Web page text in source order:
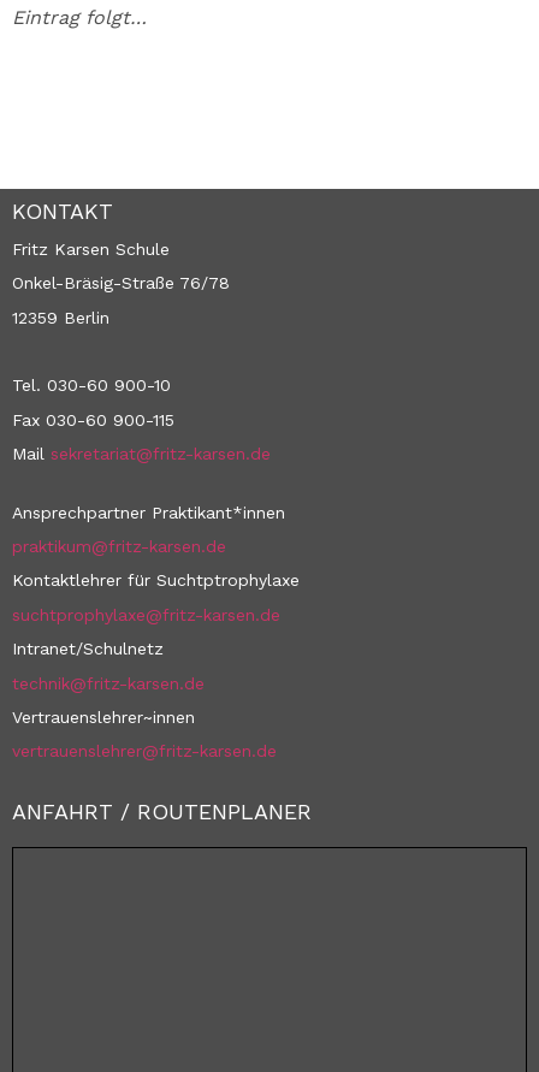
Eintrag folgt…
KONTAKT
Fritz Karsen Schule
Onkel-Bräsig-Straße 76/78
12359 Berlin
Tel. 030-60 900-10
Fax 030-60 900-115
Mail sekretariat@fritz-karsen.de
Ansprechpartner Praktikant*innen
praktikum@fritz-karsen.de
Kontaktlehrer für Suchtptrophylaxe
suchtprophylaxe@fritz-karsen.de
Intranet/Schulnetz
technik@fritz-karsen.de
Vertrauenslehrer~innen
vertrauenslehrer@fritz-karsen.de
ANFAHRT / ROUTENPLANER